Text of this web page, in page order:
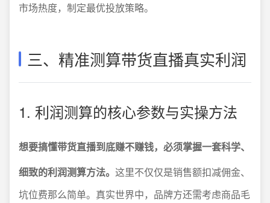
市场热度，制定最优投放策略。
三、精准测算带货直播真实利润
1. 利润测算的核心参数与实操方法
想要搞懂带货直播到底赚不赚钱，必须掌握一套科学、
细致的利润测算方法。 这里不仅仅是销售额扣减佣金、
坑位费那么简单。真实世界中，品牌方还需考虑商品毛